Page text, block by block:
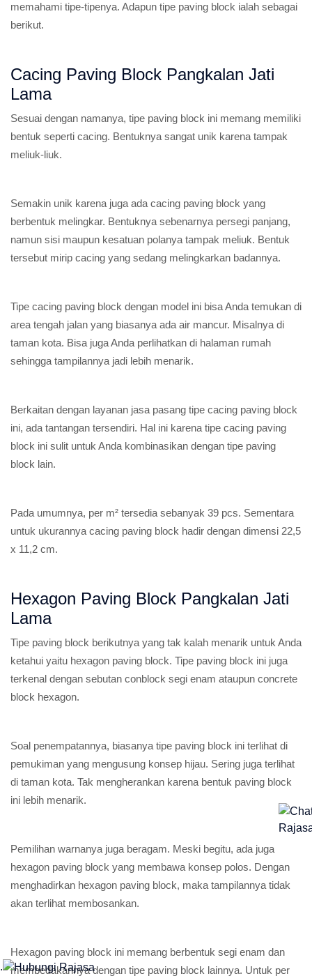
memahami tipe-tipenya. Adapun tipe paving block ialah sebagai
berikut.
Cacing Paving Block Pangkalan Jati
Lama
Sesuai dengan namanya, tipe paving block ini memang memiliki
bentuk seperti cacing. Bentuknya sangat unik karena tampak
meliuk-liuk.
Semakin unik karena juga ada cacing paving block yang
berbentuk melingkar. Bentuknya sebenarnya persegi panjang,
namun sisi maupun kesatuan polanya tampak meliuk. Bentuk
tersebut mirip cacing yang sedang melingkarkan badannya.
Tipe cacing paving block dengan model ini bisa Anda temukan di
area tengah jalan yang biasanya ada air mancur. Misalnya di
taman kota. Bisa juga Anda perlihatkan di halaman rumah
sehingga tampilannya jadi lebih menarik.
Berkaitan dengan layanan jasa pasang tipe cacing paving block
ini, ada tantangan tersendiri. Hal ini karena tipe cacing paving
block ini sulit untuk Anda kombinasikan dengan tipe paving
block lain.
Pada umumnya, per m² tersedia sebanyak 39 pcs. Sementara
untuk ukurannya cacing paving block hadir dengan dimensi 22,5
x 11,2 cm.
Hexagon Paving Block Pangkalan Jati
Lama
Tipe paving block berikutnya yang tak kalah menarik untuk Anda
ketahui yaitu hexagon paving block. Tipe paving block ini juga
terkenal dengan sebutan conblock segi enam ataupun concrete
block hexagon.
Soal penempatannya, biasanya tipe paving block ini terlihat di
pemukiman yang mengusung konsep hijau. Sering juga terlihat
di taman kota. Tak mengherankan karena bentuk paving block
ini lebih menarik.
Pemilihan warnanya juga beragam. Meski begitu, ada juga
hexagon paving block yang membawa konsep polos. Dengan
menghadirkan hexagon paving block, maka tampilannya tidak
akan terlihat membosankan.
Hexagon paving block ini memang berbentuk segi enam dan
membedakannya dengan tipe paving block lainnya. Untuk per
.